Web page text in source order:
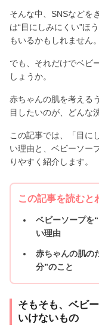
そんな中、SNSなどを
は“目にしみにくい”ほ
もいるかもしれません。
でも、それだけでベビ
しょうか。
赤ちゃんの肌を考える
目したいのが、どんな
この記事では、「目に
い理由と、ベビーソー
りやすく紹介します。
この記事を読むと
ベビーソープを
い理由
赤ちゃんの肌の
分”のこと
そもそも、ベビ
いけないもの